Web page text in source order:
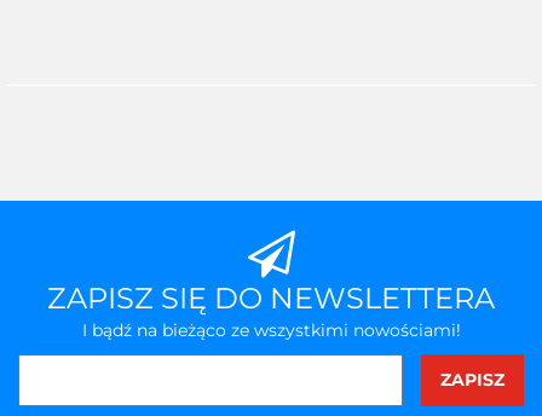
ZAPISZ SIĘ DO NEWSLETTERA
I bądź na bieżąco ze wszystkimi nowościami!